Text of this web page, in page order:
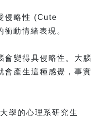
侵略性 (Cute
動情緒表現。
會變得具侵略性。大腦
會產生這種感覺，事實
學的心理系研究生